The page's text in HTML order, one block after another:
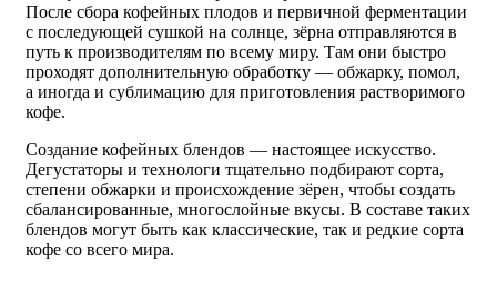
После сбора кофейных плодов и первичной ферментации
с последующей сушкой на солнце, зёрна отправляются в
путь к производителям по всему миру. Там они быстро
проходят дополнительную обработку — обжарку, помол,
а иногда и сублимацию для приготовления растворимого
кофе.
Создание кофейных блендов — настоящее искусство.
Дегустаторы и технологи тщательно подбирают сорта,
степени обжарки и происхождение зёрен, чтобы создать
сбалансированные, многослойные вкусы. В составе таких
блендов могут быть как классические, так и редкие сорта
кофе со всего мира.